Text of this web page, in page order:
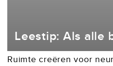
Leestip: Als alle
Ruimte creëren voor